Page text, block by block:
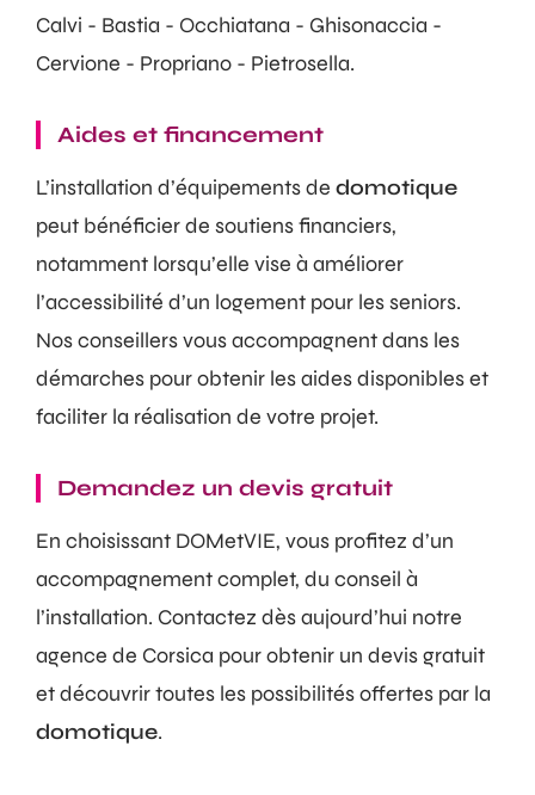
Calvi - Bastia - Occhiatana - Ghisonaccia -
Cervione - Propriano - Pietrosella.
Aides et financement
L’installation d’équipements de domotique
peut bénéficier de soutiens financiers,
notamment lorsqu’elle vise à améliorer
l’accessibilité d’un logement pour les seniors.
Nos conseillers vous accompagnent dans les
démarches pour obtenir les aides disponibles et
faciliter la réalisation de votre projet.
Demandez un devis gratuit
En choisissant DOMetVIE, vous profitez d’un
accompagnement complet, du conseil à
l’installation. Contactez dès aujourd’hui notre
agence de Corsica pour obtenir un devis gratuit
et découvrir toutes les possibilités offertes par la
domotique.